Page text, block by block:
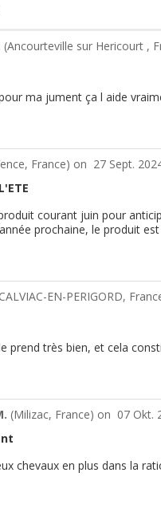
(Ancourteville sur Hericourt ,
ma jument ça l aide
France) on 27 Sept.
courant juin pour
prochaine, le produit
EN-PERIGORD,
prend très bien, et cela
(Milizac, France) on 07 Okt.
chevaux en plus dans la